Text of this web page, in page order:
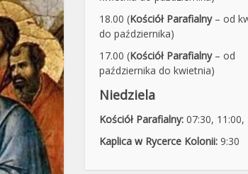
18.00 (Kościół Parafialny– od
do października)
17.00 (Kościół Parafialny– od
października do kwietnia)
Niedziela
Kościół Parafialny: 07:30, 11:00,
Kaplica w Rycerce Kolonii: 9:30